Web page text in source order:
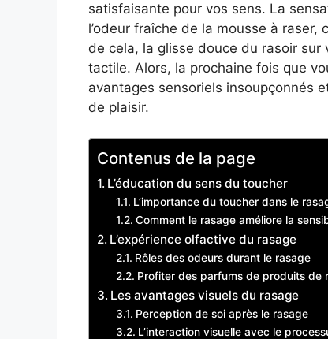
satisfaisante pour vos sens. La
l’odeur fraîche de la mousse à
de cela, la glisse douce du rasoir
tactile. Alors, la prochaine fois que
avantages sensoriels insoupçonnés
de plaisir.
Contenus de la page
L’éducation du sens du toucher
L’importance du toucher dans le
Comment le rasage améliore la
L’expérience olfactive du rasage
Rôles des odeurs durant le rasage
Profiter des parfums de produits de
Les avantages visuels du rasage
Perception de soi après le rasage
L’interaction visuelle avec le